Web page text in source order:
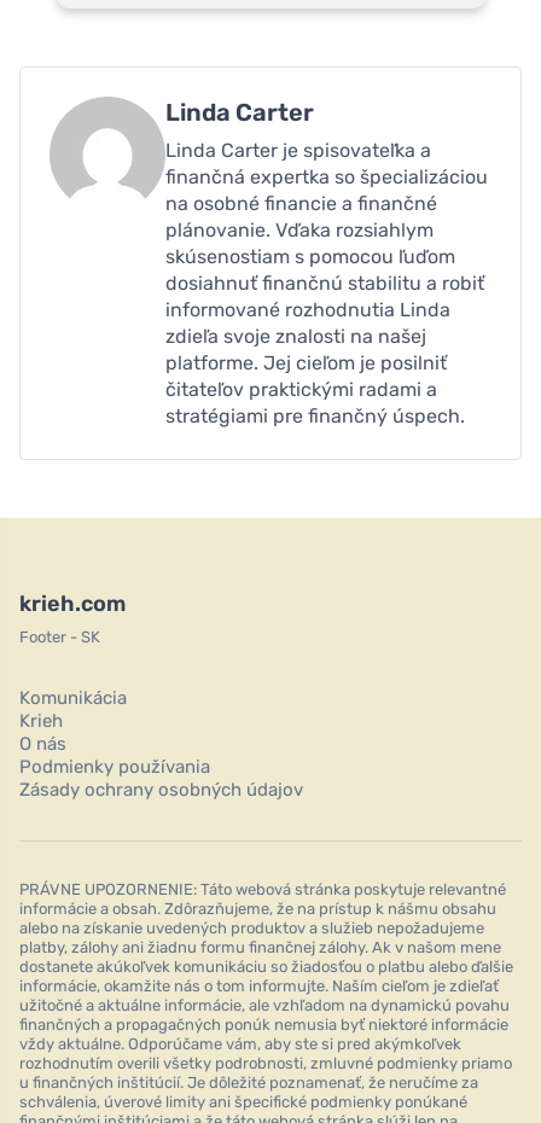
Linda Carter
Linda Carter je spisovateľka a
finančná expertka so špecializáciou
na osobné financie a finančné
plánovanie. Vďaka rozsiahlym
skúsenostiam s pomocou ľuďom
dosiahnuť finančnú stabilitu a robiť
informované rozhodnutia Linda
zdieľa svoje znalosti na našej
platforme. Jej cieľom je posilniť
čitateľov praktickými radami a
stratégiami pre finančný úspech.
krieh.com
Footer - SK
Komunikácia
Krieh
O nás
Podmienky používania
Zásady ochrany osobných údajov
PRÁVNE UPOZORNENIE: Táto webová stránka poskytuje relevantné
informácie a obsah. Zdôrazňujeme, že na prístup k nášmu obsahu
alebo na získanie uvedených produktov a služieb nepožadujeme
platby, zálohy ani žiadnu formu finančnej zálohy. Ak v našom mene
dostanete akúkoľvek komunikáciu so žiadosťou o platbu alebo ďalšie
informácie, okamžite nás o tom informujte. Naším cieľom je zdieľať
užitočné a aktuálne informácie, ale vzhľadom na dynamickú povahu
finančných a propagačných ponúk nemusia byť niektoré informácie
vždy aktuálne. Odporúčame vám, aby ste si pred akýmkoľvek
rozhodnutím overili všetky podrobnosti, zmluvné podmienky priamo
u finančných inštitúcií. Je dôležité poznamenať, že neručíme za
schválenia, úverové limity ani špecifické podmienky ponúkané